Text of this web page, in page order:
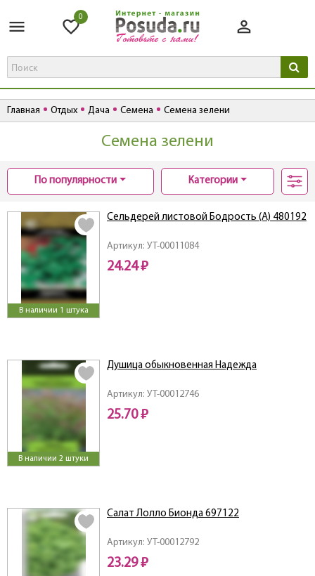
0
Главная Отдых Дача Семена Семена зелени
Семена зелени
По популярности Категории
В наличии 1 штука
Артикул: УТ-00011084
Сельдерей листовой Бодрость (А) 480192
24.24 ₽
В наличии 2 штуки
Артикул: УТ-00012746
Душица обыкновенная Надежда
25.70 ₽
Артикул: УТ-00012792
Салат Лолло Бионда 697122
23.29 ₽